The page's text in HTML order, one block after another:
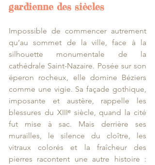
gardienne des siècles
Impossible de commencer autrement
qu’au sommet de la ville, face à la
silhouette monumentale de la
cathédrale Saint-Nazaire. Posée sur son
éperon rocheux, elle domine Béziers
comme une vigie. Sa façade gothique,
imposante et austère, rappelle les
blessures du XIIIᵉ siècle, quand la cité
fut mise à sac. Mais derrière ses
murailles, le silence du cloître, les
vitraux colorés et la fraîcheur des
pierres racontent une autre histoire :